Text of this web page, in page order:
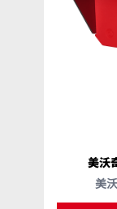
美沃
美